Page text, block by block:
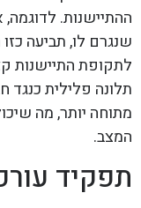
ההתיישנות. לדוגמה,
שנגרם לו, תביעה
לתקופת התיישנות
תלונה פלילית כנגד
מתוחה יותר, מה
המצב.
תפקיד